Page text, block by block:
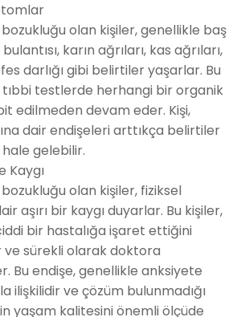
olan kişiler, genellikle baş
karın ağrıları, kas ağrıları,
darlığı gibi belirtiler yaşarlar. Bu
testlerde herhangi bir organik
edilmeden devam eder. Kişi,
dair endişeleri arttıkça belirtiler
gelebilir.
Kaygı
olan kişiler, fiziksel
aşırı bir kaygı duyarlar. Bu kişiler,
bir hastalığa işaret ettiğini
ve sürekli olarak doktora
Bu endişe, genellikle anksiyete
ilişkilidir ve çözüm bulunmadığı
yaşam kalitesini önemli ölçüde